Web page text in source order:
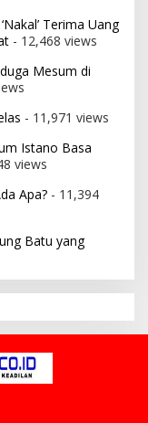
Terima Uang
- 12,468 views
Mesum di
- 11,971 views
Istano Basa
views
Apa? - 11,394
Batu yang